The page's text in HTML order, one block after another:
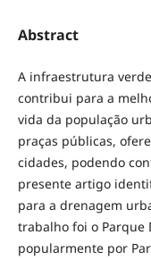
Abstract
A infraestrutura
contribui para a
vida da população
praças públicas,
cidades, podendo
presente artigo
para a drenagem
trabalho foi o Parque
popularmente por